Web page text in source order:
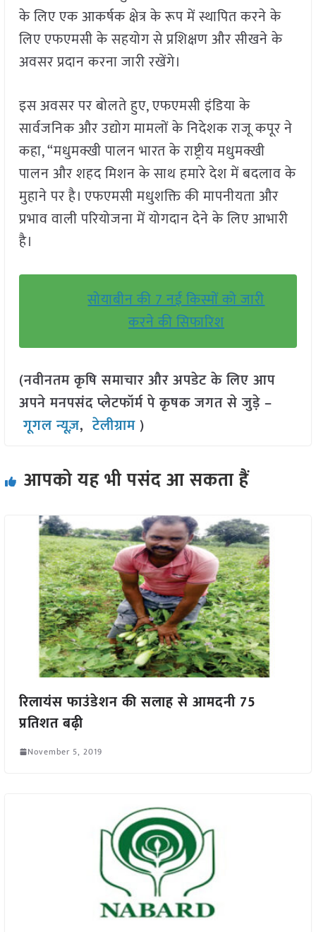
के लिए एक आकर्षक क्षेत्र के रूप में स्थापित करने के
लिए एफएमसी के सहयोग से प्रशिक्षण और सीखने के
अवसर प्रदान करना जारी रखेंगे।
इस अवसर पर बोलते हुए, एफएमसी इंडिया के
सार्वजनिक और उद्योग मामलों के निदेशक राजू कपूर ने
कहा, “मधुमक्खी पालन भारत के राष्ट्रीय मधुमक्खी
पालन और शहद मिशन के साथ हमारे देश में बदलाव के
मुहाने पर है। एफएमसी मधुशक्ति की मापनीयता और
प्रभाव वाली परियोजना में योगदान देने के लिए आभारी
है।
सोयाबीन की 7 नई किस्मों को जारी
करने की सिफारिश
(नवीनतम कृषि समाचार और अपडेट के लिए आप
अपने मनपसंद प्लेटफॉर्म पे कृषक जगत से जुड़े –
गूगल न्यूज़,टेलीग्राम )
आपको यह भी पसंद आ सकता हैं
रिलायंस फाउंडेशन की सलाह से आमदनी 75
प्रतिशत बढ़ी
November 5, 2019